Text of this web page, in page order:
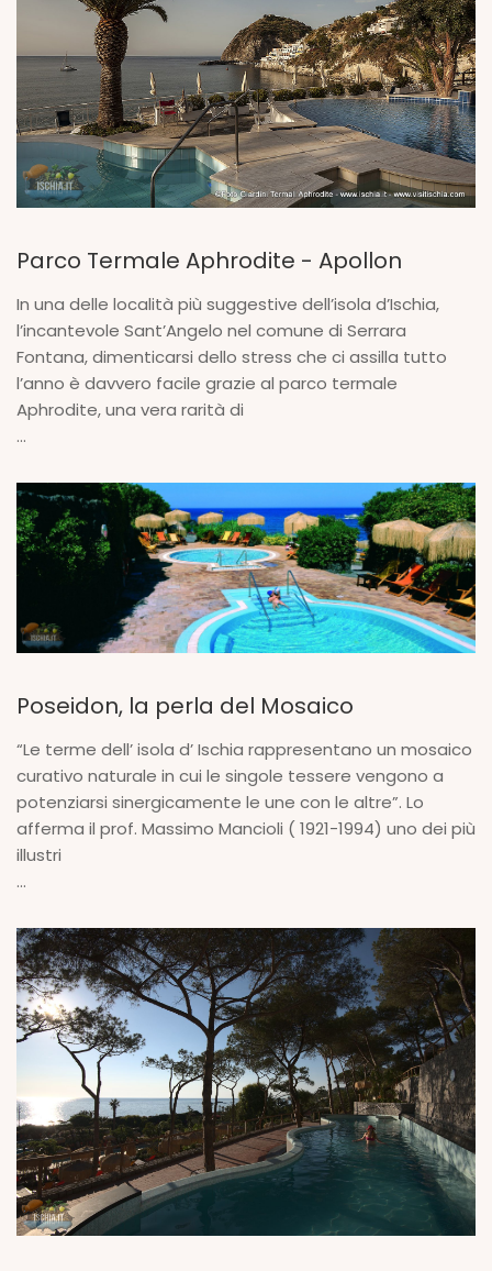
Parco Termale Aphrodite - Apollon
In una delle località più suggestive dell’isola d’Ischia,
l’incantevole Sant’Angelo nel comune di Serrara
Fontana, dimenticarsi dello stress che ci assilla tutto
l’anno è davvero facile grazie al parco termale
Aphrodite, una vera rarità di
...
Poseidon, la perla del Mosaico
“Le terme dell’ isola d’ Ischia rappresentano un mosaico
curativo naturale in cui le singole tessere vengono a
potenziarsi sinergicamente le une con le altre”. Lo
afferma il prof. Massimo Mancioli ( 1921-1994) uno dei più
illustri
...